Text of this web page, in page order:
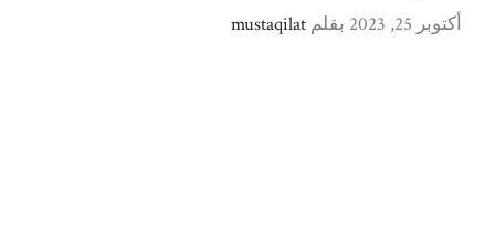
أكتوبر 25, 2023 بقلم mustaqilat